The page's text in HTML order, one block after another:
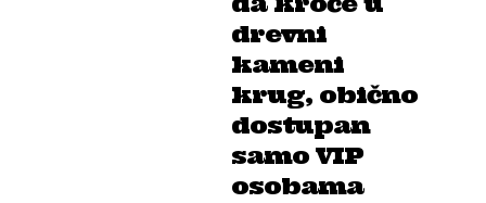
drevni
kameni
krug, obično
dostupan
samo VIP
osobama